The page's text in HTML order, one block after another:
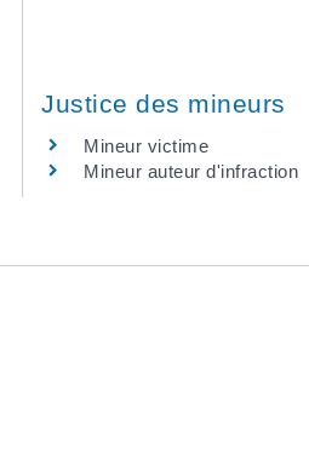
Justice des mineurs
Mineur victime
Mineur auteur d'infraction